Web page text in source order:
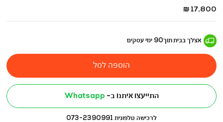
החל
17,800 ₪
אצלך בביתתוך90 ימי עסקים
הוספה לסל
התייעצו איתנו ב- Whatsapp
לרכישה טלפונית 073-2390991